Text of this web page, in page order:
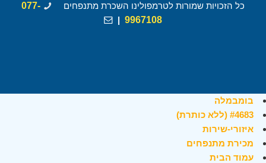
כל הזכויות שמורות לטרמפולינו השכרת מתנפחים
077-
9967108
|
בומבמלה
#4683 (ללא כותרת)
איזורי-שירות
מכירת מתנפחים
עמוד הבית